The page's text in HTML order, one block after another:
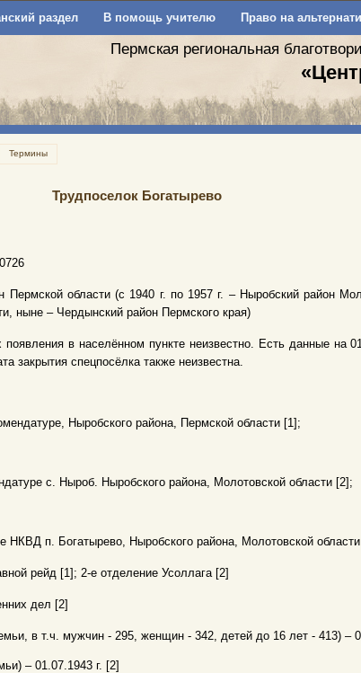
раздел В помощь учителю Право на
Пермская региональная
Термины
Трудпоселок Богатырево
Пермской области (с 1940 г. по 1957 г. – Ныробский район
ныне – Чердынский район Пермского края)
появления в населённом пункте неизвестно. Есть данные на
закрытия спецпосёлка также неизвестна.
Ныробского района, Пермской области [1];
с. Ныроб. Ныробского района, Молотовской области [2];
НКВД п. Богатырево, Ныробского района, Молотовской
рейд [1]; 2-е отделение Усоллага [2]
дел [2]
в т.ч. мужчин - 295, женщин - 342, детей до 16 лет - 413) –
– 01.07.1943 г. [2]